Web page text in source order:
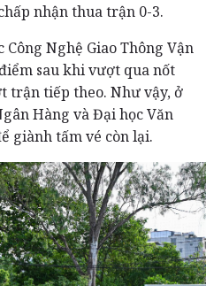
nhận thua trận 0-3.
Nghệ Giao Thông Vận
sau khi vượt qua nốt
trận tiếp theo. Như vậy, ở
Hàng và Đại học Văn
giành tấm vé còn lại.